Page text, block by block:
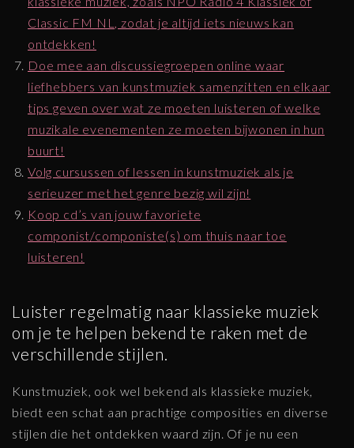
Classic FM NL, zodat je altijd iets nieuws kan
ontdekken!
Doe mee aan discussiegroepen online waar
liefhebbers van kunstmuziek samenzitten en elkaar
tips geven over wat ze moeten luisteren of welke
muzikale evenementen ze moeten bijwonen in hun
buurt!
Volg cursussen of lessen in kunstmuziek als je
serieuzer met het genre bezig wil zijn!
Koop cd’s van jouw favoriete
componist/componiste(s) om thuis naar toe
luisteren!
Luister regelmatig naar klassieke muziek
om je te helpen bekend te raken met de
verschillende stijlen.
Kunstmuziek, ook wel bekend als klassieke muziek,
biedt een schat aan prachtige composities en diverse
stijlen die het ontdekken waard zijn. Of je nu een